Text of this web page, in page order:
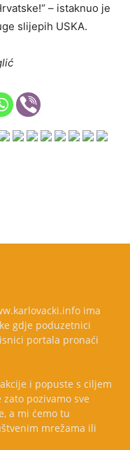
– istaknuo je
slijepih USKA.
ima
gdje poduzetnici
portala pronaći
i popuste s ciljem
pozivamo sve
a mi ćemo tu
mrežama ili